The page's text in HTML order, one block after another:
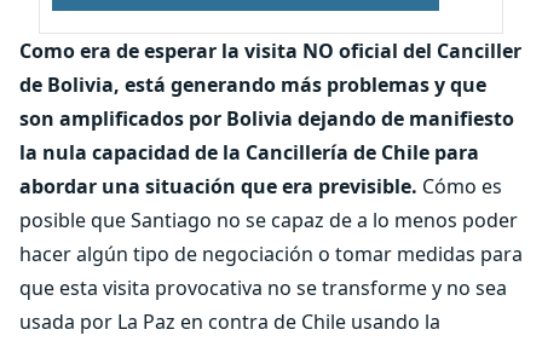
Como era de esperar la visita NO oficial del Canciller
de Bolivia, está generando más problemas y que
son amplificados por Bolivia dejando de manifiesto
la nula capacidad de la Cancillería de Chile para
abordar una situación que era previsible. Cómo es
posible que Santiago no se capaz de a lo menos poder
hacer algún tipo de negociación o tomar medidas para
que esta visita provocativa no se transforme y no sea
usada por La Paz en contra de Chile usando la